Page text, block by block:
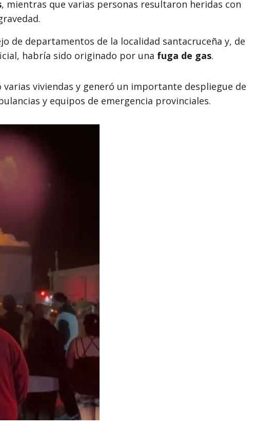
, mientras que varias personas resultaron heridas con
de departamentos de la localidad santacruceña y, de
habría sido originado por una fuga de gas.
viviendas y generó un importante despliegue de
y equipos de emergencia provinciales.